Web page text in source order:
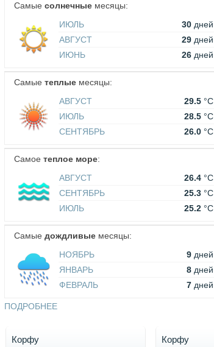
Самые солнечные месяцы:
ИЮЛЬ
30 дней
АВГУСТ
29 дней
ИЮНЬ
26 дней
Самые теплые месяцы:
АВГУСТ
29.5 °C
ИЮЛЬ
28.5 °C
СЕНТЯБРЬ
26.0 °C
Самое теплое море:
АВГУСТ
26.4 °C
СЕНТЯБРЬ
25.3 °C
ИЮЛЬ
25.2 °C
Самые дождливые месяцы:
НОЯБРЬ
9 дней
ЯНВАРЬ
8 дней
ФЕВРАЛЬ
7 дней
ПОДРОБНЕЕ
Корфу Корфу